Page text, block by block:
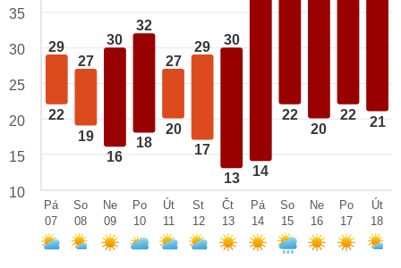
29
22
27
19
30
16
32
18
27
20
29
17
30
13 14
22
20
22 21
35
30
25
20
15
10
Pá
07
So
08
Ne
09
Po
10
Út
11
St
12
Čt
13
Pá
14
So
15
Ne
16
Po
17
Út
18